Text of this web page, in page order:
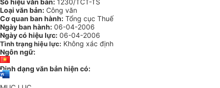
Số hiệu văn bản: 1230/TCT-TS
Loại văn bản: Công văn
Cơ quan ban hành: Tổng cục Thuế
Ngày ban hành: 06-04-2006
Ngày có hiệu lực: 06-04-2006
Tình trạng hiệu lực: Không xác định
Ngôn ngữ:
Định dạng văn bản hiện có: